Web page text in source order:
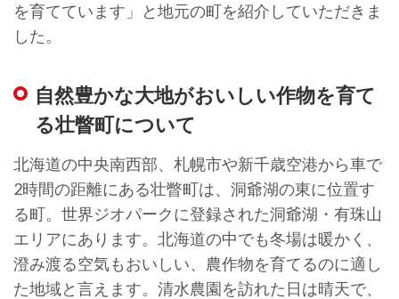
を育てています」と地元の町を紹介していただきま
した。
自然豊かな大地がおいしい作物を育て
る壮瞥町について
北海道の中央南西部、札幌市や新千歳空港から車で
2時間の距離にある壮瞥町は、洞爺湖の東に位置す
る町。世界ジオパークに登録された洞爺湖・有珠山
エリアにあります。北海道の中でも冬場は暖かく、
澄み渡る空気もおいしい、農作物を育てるのに適し
た地域と言えます。清水農園を訪れた日は晴天で、